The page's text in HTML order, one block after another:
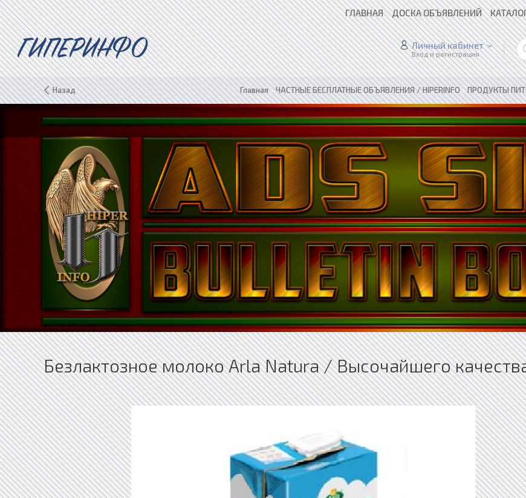
ГЛАВНАЯ ДОСКА ОБЪЯВЛЕНИЙ
ГИПЕРИНФО Личный кабинет
Вход и регистрация
Назад Главная»ЧАСТНЫЕ БЕСПЛАТНЫЕ ОБЪЯВЛЕНИЯ / HIPERINFO»ПРОДУКТЫ
Безлактозное молоко Arla Natura / Высочайшего